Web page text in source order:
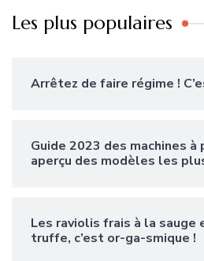
Les plus populaires
Arrêtez de faire régime !
Guide 2023 des machines à
aperçu des modèles les
Les raviolis frais à la sauge
truffe, c’est or-ga-smique !